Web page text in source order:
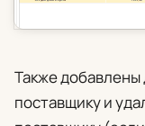
Также добавлены
поставщику и